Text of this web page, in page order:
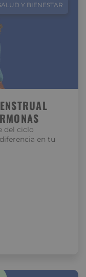
Y BIENESTAR
del ciclo
en tu